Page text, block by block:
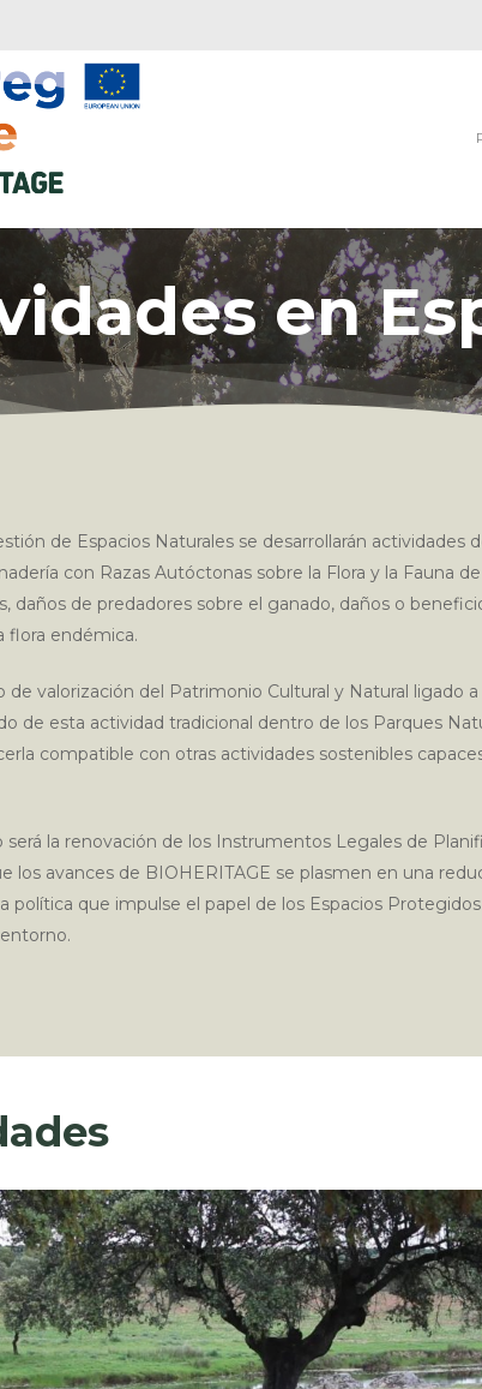
los términos de búsqueda y pulse ENTER
en
de Espacios Naturales se desarrollarán actividades
con Razas Autóctonas sobre la Flora y la Fauna
daños de predadores sobre el ganado, daños o
flora endémica.
de valorización del Patrimonio Cultural y Natural ligado
de esta actividad tradicional dentro de los Parques
compatible con otras actividades sostenibles
la renovación de los Instrumentos Legales de
los avances de BIOHERITAGE se plasmen en una
política que impulse el papel de los Espacios